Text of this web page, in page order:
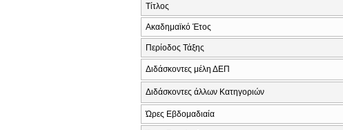
Τίτλος
Ακαδημαϊκό Έτος
Περίοδος Τάξης
Διδάσκοντες μέλη ΔΕΠ
Διδάσκοντες άλλων Κατηγοριών
Ώρες Εβδομαδιαία